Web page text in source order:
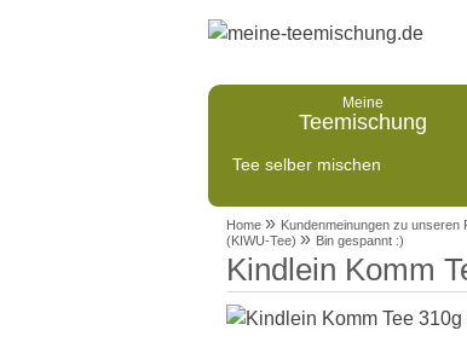
Meine
Teemischung
Tee selber mischen
Home » Kundenmeinungen zu unseren
(KIWU-Tee) » Bin gespannt :)
Kindlein Komm